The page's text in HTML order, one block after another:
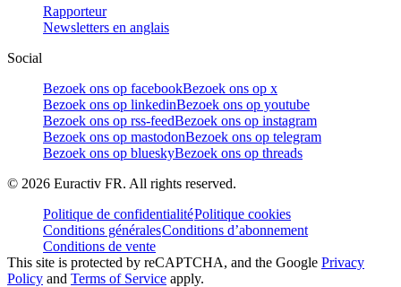
Rapporteur
Newsletters en anglais
Social
Bezoek ons op facebookBezoek ons op x
Bezoek ons op linkedinBezoek ons op youtube
Bezoek ons op rss-feedBezoek ons op instagram
Bezoek ons op mastodonBezoek ons op telegram
Bezoek ons op blueskyBezoek ons op threads
© 2026 Euractiv FR. All rights reserved.
Politique de confidentialitéPolitique cookies
Conditions généralesConditions d’abonnement
Conditions de vente
This site is protected by reCAPTCHA, and the Google Privacy
Policy and Terms of Service apply.